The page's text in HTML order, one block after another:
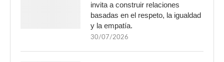
invita a construir relaciones
basadas en el respeto, la igualdad
y la empatía.
30/07/2026